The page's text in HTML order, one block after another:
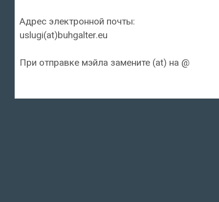
Адрес электронной почты:
uslugi(at)buhgalter.eu
При отправке мэйла замените (at) на @